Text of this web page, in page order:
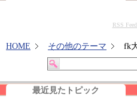
RSS
HOME その他のテーマ fk
最近見たトピック